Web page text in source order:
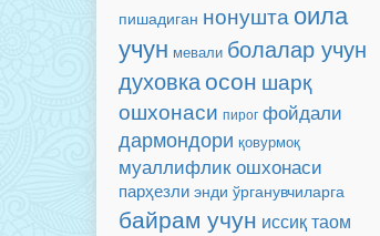
пишадиган нонушта оила
учун мевали болалар учун
духовкаосон шарқ
ошхонаси пирог фойдали
дармондори қовурмоқ
муаллифлик ошхонаси
парҳезли энди ўрганувчиларга
байрам учун иссиқ таом